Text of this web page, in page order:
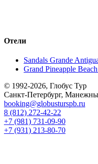
Отели
Sandals Grande
Grand Pineapple
© 1992-2026, Глобус Тур
Санкт-Петербург,
booking@globusturspb.ru
8 (812) 272-42-22
+7 (981) 731-09-90
+7 (931) 213-80-70